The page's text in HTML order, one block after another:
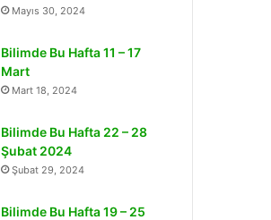
Mayıs 30, 2024
Bilimde Bu Hafta 11 – 17
Mart
Mart 18, 2024
Bilimde Bu Hafta 22 – 28
Şubat 2024
Şubat 29, 2024
Bilimde Bu Hafta 19 – 25